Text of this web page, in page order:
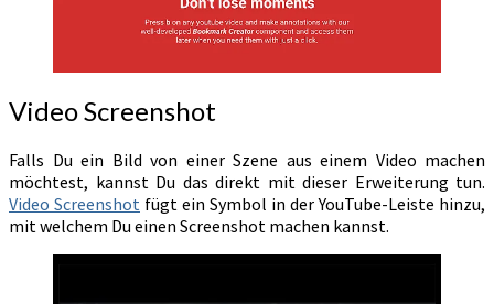
Video Screenshot
Falls Du ein Bild von einer Szene aus einem Video machen
möchtest, kannst Du das direkt mit dieser Erweiterung tun.
Video Screenshot fügt ein Symbol in der YouTube-Leiste hinzu,
mit welchem Du einen Screenshot machen kannst.